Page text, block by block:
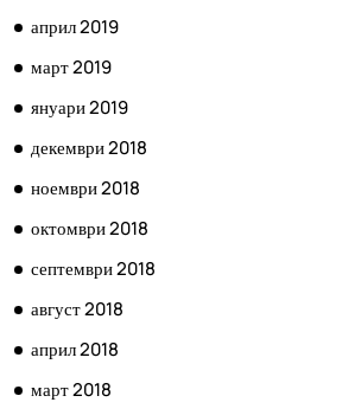
април 2019
март 2019
януари 2019
декември 2018
ноември 2018
октомври 2018
септември 2018
август 2018
април 2018
март 2018